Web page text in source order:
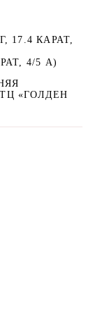
17.4 КАРАТ,
4/5 А)
«ГОЛДЕН